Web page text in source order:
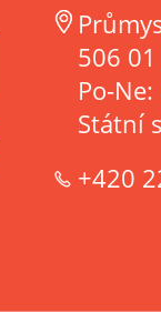
506 01
Po-
Státní
+420